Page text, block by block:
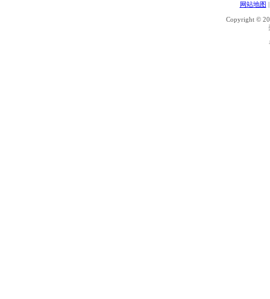
网站地图
Copyright ©